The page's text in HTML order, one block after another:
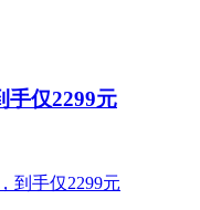
手仅2299元